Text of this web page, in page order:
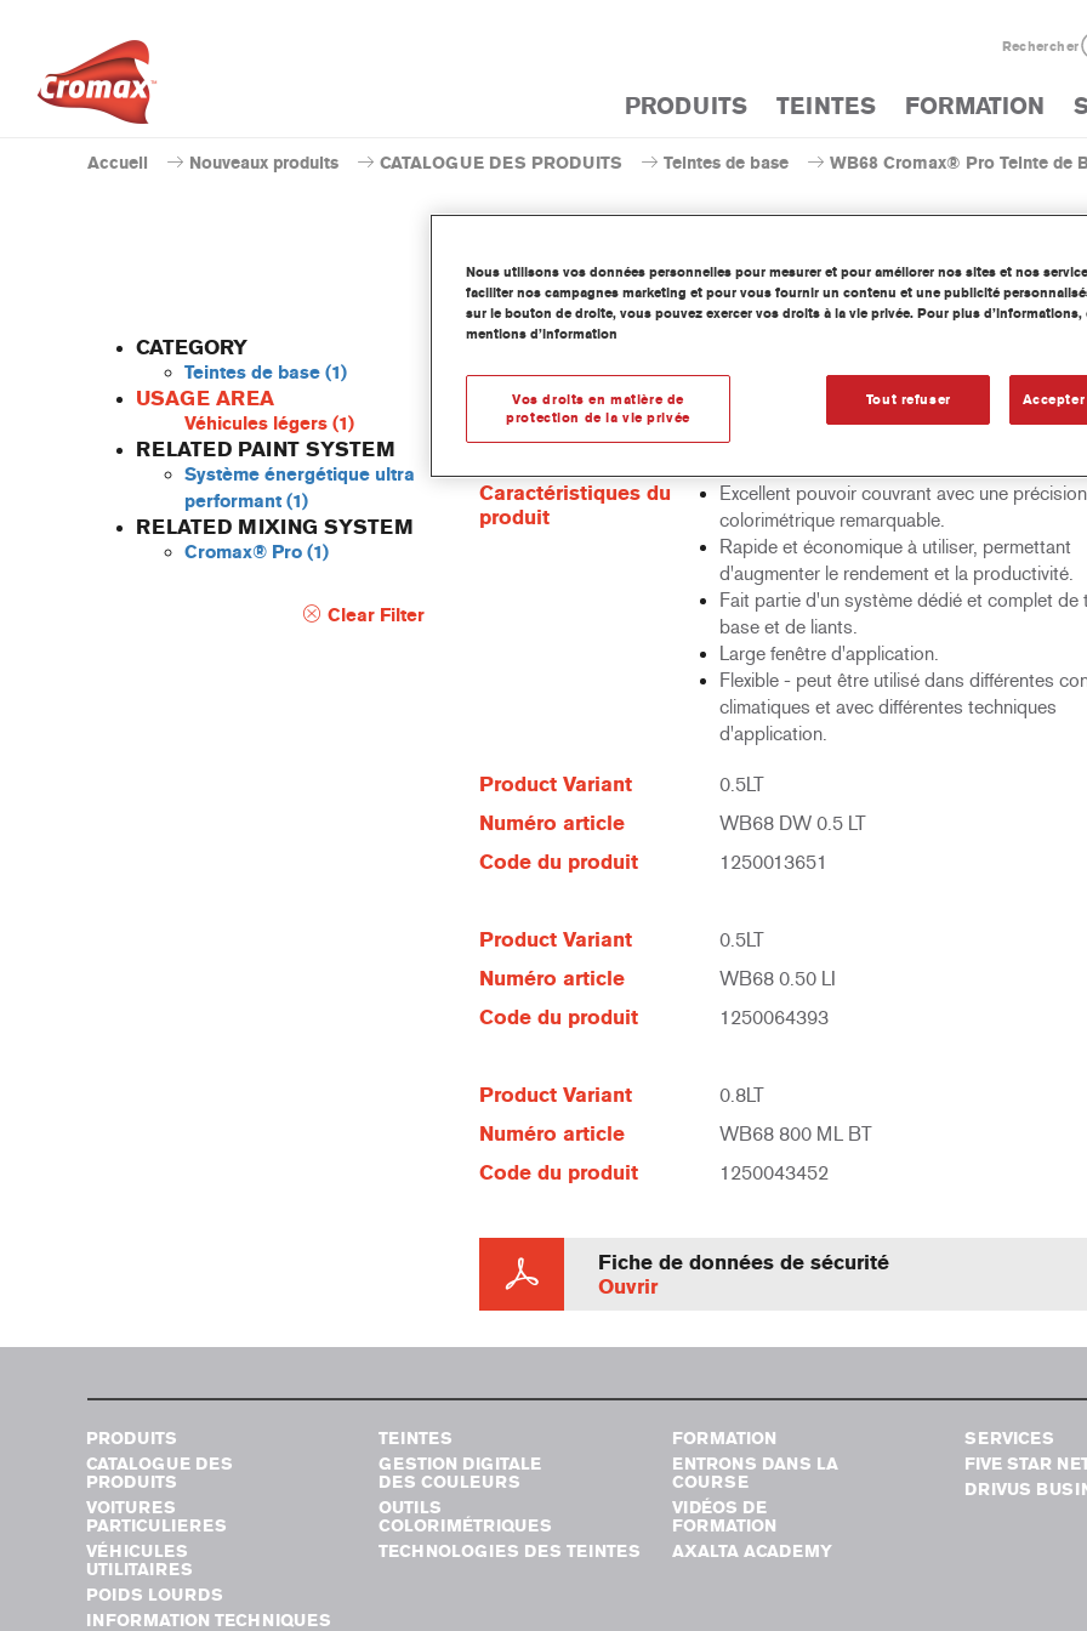
Rechercher
PRODUITS TEINTES FORMATION
Accueil Nouveaux produits CATALOGUE DES PRODUITS Teintes de base WB68 Cromax® Pro Teinte de
CATEGORY
Teintes de base (1)
USAGE AREA
Véhicules légers (1)
RELATED PAINT SYSTEM
Système énergétique ultra
performant (1)
RELATED MIXING SYSTEM
Cromax® Pro (1)
Clear Filter
WB68 Cromax® Pro Teinte
Cette teinte de base hydrodiluable concentrée fait partie de la ligne de
Caractéristiques du
produit
Excellent pouvoir couvrant avec une précision
colorimétrique remarquable.
Rapide et économique à utiliser, permettant
d'augmenter le rendement et la productivité.
Fait partie d'un système dédié et complet de
base et de liants.
Large fenêtre d'application.
Flexible - peut être utilisé dans différentes
climatiques et avec différentes techniques
d'application.
Product Variant 0.5LT
Numéro article WB68 DW 0.5 LT
Code du produit 1250013651
Product Variant 0.5LT
Numéro article WB68 0.50 LI
Code du produit 1250064393
Product Variant 0.8LT
Numéro article WB68 800 ML BT
Code du produit 1250043452
Fiche de données de sécurité
Ouvrir
PRODUITS
CATALOGUE DES
PRODUITS
VOITURES
PARTICULIERES
VÉHICULES
UTILITAIRES
POIDS LOURDS
INFORMATION TECHNIQUES
TEINTES
GESTION DIGITALE
DES COULEURS
OUTILS
COLORIMÉTRIQUES
TECHNOLOGIES DES TEINTES
FORMATION
ENTRONS DANS LA
COURSE
VIDÉOS DE
FORMATION
AXALTA ACADEMY
SERVICES
FIVE STAR
DRIVUS
Nous utilisons vos données personnelles pour mesurer et pour améliorer nos sites et nos
faciliter nos campagnes marketing et pour vous fournir un contenu et une publicité
sur le bouton de droite, vous pouvez exercer vos droits à la vie privée. Pour plus
mentions d’information
Tout refuser
Vos droits en matière de
protection de la vie privée